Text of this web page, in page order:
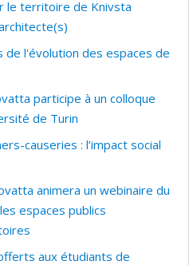
le territoire de Knivsta
de l'évolution des espaces de
participe à un colloque
de Turin
causeries : l’impact social
animera un webinaire du
espaces publics
aux étudiants de